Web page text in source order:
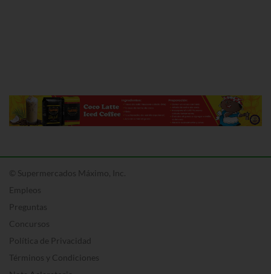
© Supermercados Máximo, Inc.
Empleos
Preguntas
Concursos
Política de Privacidad
Términos y Condiciones